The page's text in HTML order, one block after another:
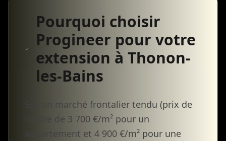
Pourquoi choisir
Progineer pour votre
extension à Thonon-
les-Bains
Sur un marché frontalier tendu (prix de
l'ordre de 3 700 €/m² pour un
appartement et 4 900 €/m² pour une